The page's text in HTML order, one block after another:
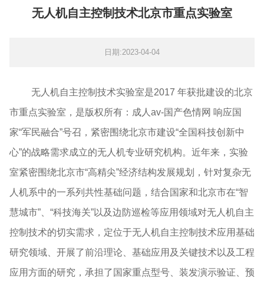
无人机自主控制技术北京市重点实验室
日期:2023-04-04
无人机自主控制技术实验室是2017 年获批建设的北京
市重点实验室，是版权所有：成人av-国产色情网 响应国
家“军民融合”号召，紧密围绕北京市建设“全国科技创新中
心”的战略需求成立的无人机专业研究机构。近年来，实验
室紧密围绕北京市“高精尖”经济结构发展规划，针对复杂无
人机系中的一系列共性基础问题，结合国家和北京市在“智
慧城市”、“科技海关”以及边防巡检等应用领域对无人机自主
控制技术的切实需求，定位于无人机自主控制技术应用基础
研究领域、开展了前沿理论、基础应用及关键技术以及工程
应用方面的研究，承担了国家重点型号、装发演示验证、预